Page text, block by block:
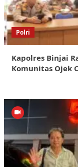
Polri
Kapolres Binjai
Komunitas Ojek